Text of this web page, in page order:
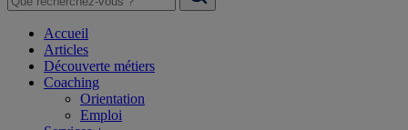
Accueil
Articles
Découverte métiers
Coaching
Orientation
Emploi